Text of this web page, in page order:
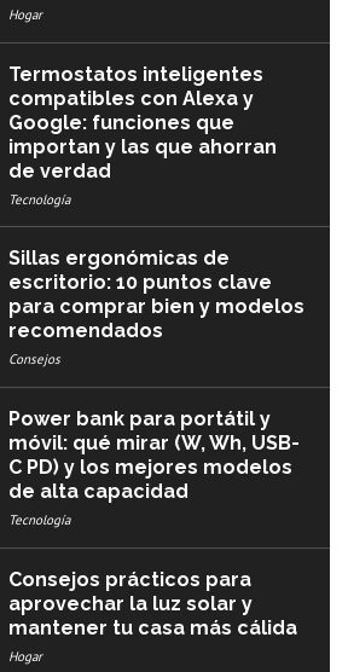
Hogar
Termostatos inteligentes
compatibles con Alexa y
Google: funciones que
importan y las que ahorran
de verdad
Tecnología
Sillas ergonómicas de
escritorio: 10 puntos clave
para comprar bien y modelos
recomendados
Consejos
Power bank para portátil y
móvil: qué mirar (W, Wh, USB-
C PD) y los mejores modelos
de alta capacidad
Tecnología
Consejos prácticos para
aprovechar la luz solar y
mantener tu casa más cálida
Hogar